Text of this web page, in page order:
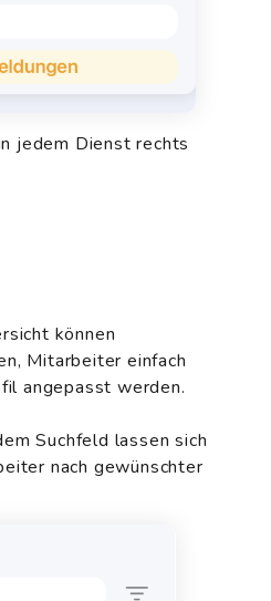
jedem Dienst rechts
können
Mitarbeiter einfach
angepasst werden.
Suchfeld lassen sich
nach gewünschter